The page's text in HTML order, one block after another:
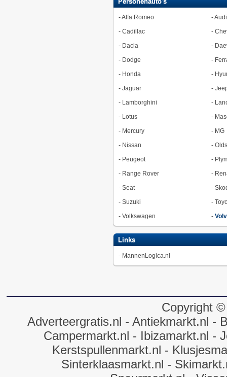
-Alfa Romeo -Audi
- Cadillac -
- Dacia -
- Dodge -
- Honda -
- Jaguar -
- Lamborghini -
- Lotus -
- Mercury - MG
- Nissan -
- Peugeot -
- Range Rover -
- Seat -
- Suzuki -
- Volkswagen -
Links
- MannenLogica.nl
Copyright
Adverteergratis.nl - Antiekmarkt.nl -
Campermarkt.nl - Ibizamarkt.nl -
Kerstspullenmarkt.nl -
Sinterklaasmarkt.nl -